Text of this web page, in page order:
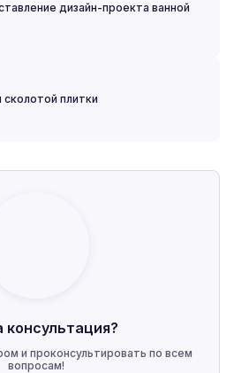
дизайн-проекта ванной
плитки
консультация?
и проконсультировать по всем
вопросам!